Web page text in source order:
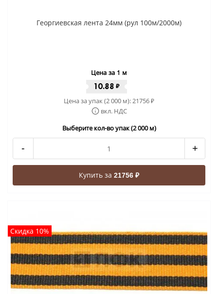
Георгиевская лента 24мм (рул 100м/2000м)
Цена за 1 м
10.88 ₽
Цена за упак (2 000 м):21756₽
вкл. НДС
Выберите кол-во упак (2 000 м)
- +
Купить за 21756 ₽
Скидка 10%